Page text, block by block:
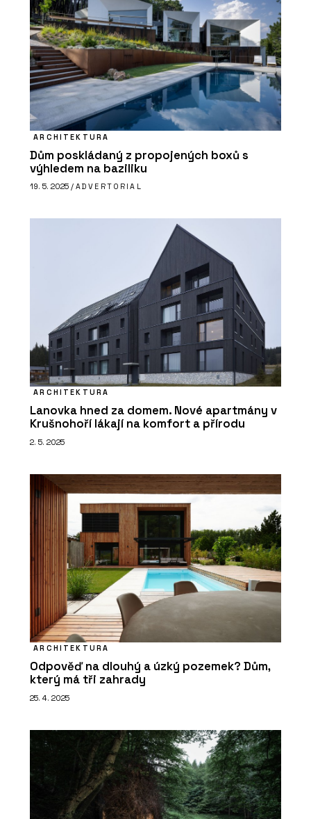
PRODUKTY
Skla s protislunečním povlakem
Energy a Stopray - AGC Glass Europe
ČLÁNKY
Mrakodrap Mennica má prosklenou
fasádu a interiér zdobí leštěný
mramor. Je dominantou Varšavy,
která v noci září
PRODUKTY
Low-Carbon Glass a služba Recycle
Glass - AGC Glass Europe
AGC Glass Europe
ARCHITEKTURA
Dům poskládaný z propojených boxů s
výhledem na baziliku
19. 5. 2025 / ADVERTORIAL
ARCHITEKTURA
Lanovka hned za domem. Nové apartmány v
Krušnohoří lákají na komfort a přírodu
2. 5. 2025
ARCHITEKTURA
Odpověď na dlouhý a úzký pozemek? Dům,
který má tři zahrady
25. 4. 2025